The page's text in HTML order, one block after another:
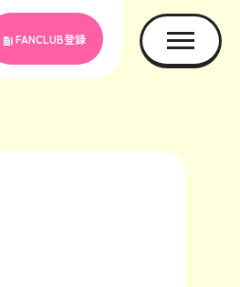
FANCLUB登録